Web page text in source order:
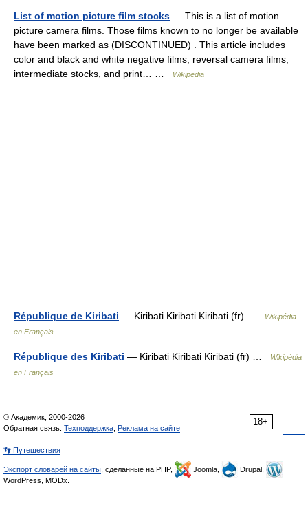
List of motion picture film stocks — This is a list of motion
picture camera films. Those films known to no longer be available
have been marked as (DISCONTINUED) . This article includes
color and black and white negative films, reversal camera films,
intermediate stocks, and print… …
Wikipedia
République de Kiribati — Kiribati Kiribati Kiribati (fr) …
Wikipédia
en Français
République des Kiribati — Kiribati Kiribati Kiribati (fr) …
Wikipédia
en Français
18+
© Академик, 2000-2026
Обратная связь: Техподдержка Реклама на сайте
👣 Путешествия
Экспорт словарей на сайты , сделанные на PHP, Joomla,
Drupal,
WordPress, MODx.